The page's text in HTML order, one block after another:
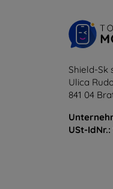
Shield-Sk
Ulica
841 04
USt-IdNr.: